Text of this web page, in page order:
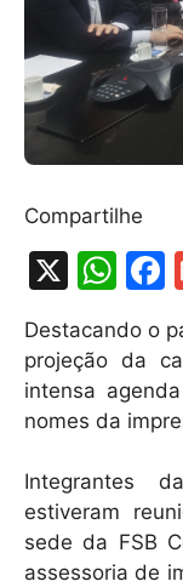
Compartilhe
X
W
h
at
s
A
p
p
e
o
Destacando o
projeção da
intensa
nomes da
Integrantes
estiveram
sede da FSB
assessoria de